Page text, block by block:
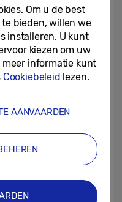
Om u de best
bieden, willen we
installeren. U kunt
kiezen om uw
meer informatie kunt
Cookiebeleid lezen.
AANVAARDEN